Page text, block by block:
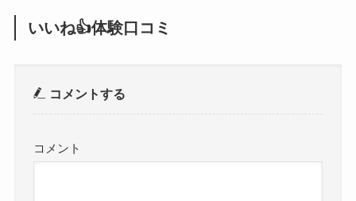
いいね👍体験口コミ
コメントする
コメント